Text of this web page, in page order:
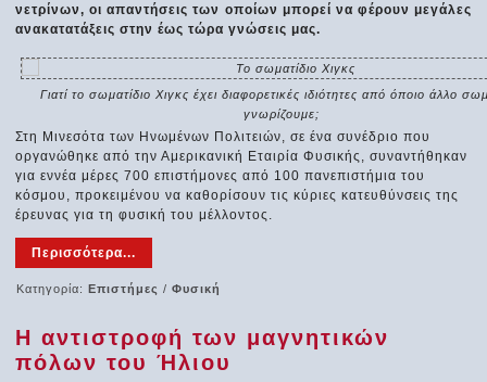
νετρίνων, οι απαντήσεις των οποίων μπορεί να φέρουν μεγάλες
ανακατατάξεις στην έως τώρα γνώσεις μας.
Γιατί το σωματίδιο Χιγκς έχει διαφορετικές ιδιότητες από όποιο άλλο
γνωρίζουμε;
Στη Μινεσότα των Ηνωμένων Πολιτειών, σε ένα συνέδριο που
οργανώθηκε από την Αμερικανική Εταιρία Φυσικής, συναντήθηκαν
για εννέα μέρες 700 επιστήμονες από 100 πανεπιστήμια του
κόσμου, προκειμένου να καθορίσουν τις κύριες κατευθύνσεις της
έρευνας για τη φυσική του μέλλοντος.
Περισσότερα...
Κατηγορία:Επιστήμες /Φυσική
Η αντιστροφή των μαγνητικών
πόλων του Ήλιου